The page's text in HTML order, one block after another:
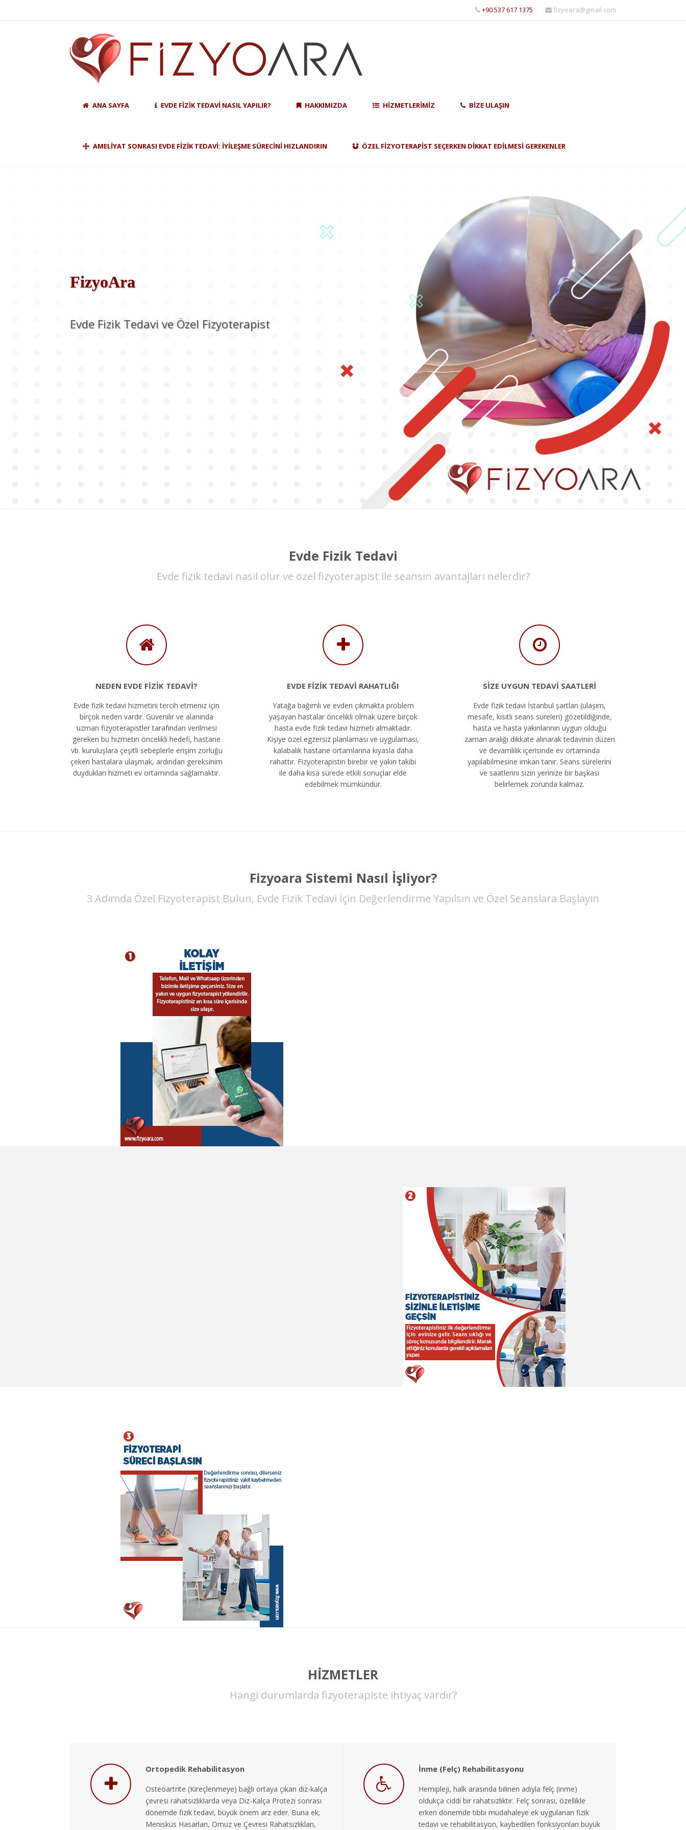
+90 537 617 1375 fizyoara@gmail.com
ANA SAYFA EVDE FIZIK TEDAVI NASIL YAPILIR? HAKKIMIZDA HIZMETLERIMIZ BIZE ULAŞIN
AMELIYAT SONRASI EVDE FIZIK TEDAVI: İYILEŞME SÜRECINI HIZLANDIRIN ÖZEL FIZYOTERAPIST SEÇERKEN DIKKAT EDILMESI GEREKENLER
FizyoAra
Evde Fizik Tedavi ve Özel Fizyoterapist
Evde Fizik Tedavi
Evde fizik tedavi nasıl olur ve özel fizyoterapist ile seansın avantajları nelerdir?
NEDEN EVDE FİZİK TEDAVİ?
Evde fizik tedavi hizmetini tercih etmeniz için
birçok neden vardır. Güvenilir ve alanında
uzman fizyoterapistler tarafından verilmesi
gereken bu hizmetin öncelikli hedefi, hastane
vb. kuruluşlara çeşitli sebeplerle erişim zorluğu
çeken hastalara ulaşmak, ardından gereksinim
duydukları hizmeti ev ortamında sağlamaktır.
EVDE FİZİK TEDAVİ RAHATLIĞI
Yatağa bağımlı ve evden çıkmakta problem
yaşayan hastalar öncelikli olmak üzere birçok
hasta evde fizik tedavi hizmeti almaktadır.
Kişiye özel egzersiz planlaması ve uygulaması,
kalabalık hastane ortamlarına kıyasla daha
rahattır. Fizyoterapistin birebir ve yakın takibi
ile daha kısa sürede etkili sonuçlar elde
edebilmek mümkündür.
SİZE UYGUN TEDAVİ SAATLERİ
Evde fizik tedavi İstanbul şartları (ulaşım,
mesafe, kısıtlı seans süreleri) gözetildiğinde,
hasta ve hasta yakınlarının uygun olduğu
zaman aralığı dikkate alınarak tedavinin düzen
ve devamlılık içerisinde ev ortamında
yapılabilmesine imkan tanır. Seans sürelerini
ve saatlerini sizin yerinize bir başkası
belirlemek zorunda kalmaz.
Fizyoara Sistemi Nasıl İşliyor?
3 Adımda Özel Fizyoterapist Bulun, Evde Fizik Tedavi İçin Değerlendirme Yapılsın ve Özel Seanslara Başlayın
HİZMETLER
Hangi durumlarda fizyoterapiste ihtiyaç vardır?
Ortopedik Rehabilitasyon
Osteoartrite (Kireçlenmeye) bağlı ortaya çıkan diz-kalça
çevresi rahatsızlıklarda veya Diz-Kalça Protezi sonrası
dönemde fizik tedavi, büyük önem arz eder. Buna ek;
Menisküs Hasarları, Omuz ve Çevresi Rahatsızlıkları,
İnme (Felç) Rehabilitasyonu
Hemipleji, halk arasında bilinen adıyla felç (inme)
oldukça ciddi bir rahatsızlıktır. Felç sonrası, özellikle
erken dönemde tıbbi müdahaleye ek uygulanan fizik
tedavi ve rehabilitasyon, kaybedilen fonksiyonları büyük